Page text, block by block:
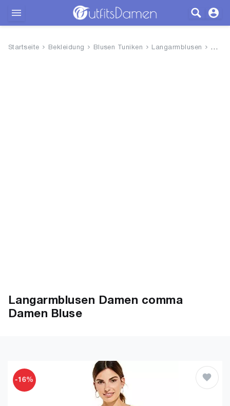
Startseite Bekleidung Blusen Tuniken Langarmblusen
Langarmblusen Damen comma
Damen Bluse
-16%